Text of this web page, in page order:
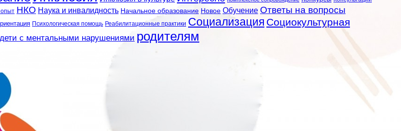
НКО Наука и инвалидность Начальное образование Новое Обучение Ответы на вопросы
Психологическая помощь Реабилитационные практики Социализация Социокультурная
дети с ментальными нарушениями родителям